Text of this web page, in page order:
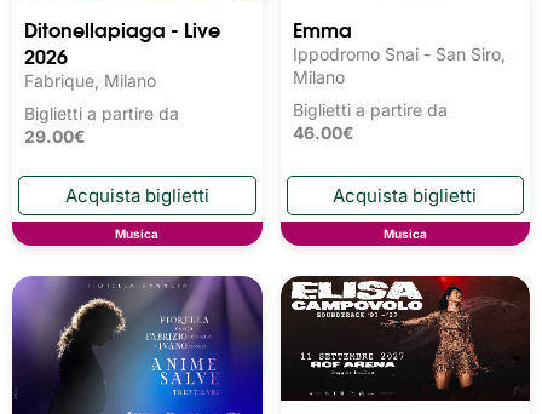
Ditonellapiaga - Live
2026
Fabrique, Milano
Biglietti a partire da
29.00€
Musica
Emma
Ippodromo Snai - San Siro,
Milano
Biglietti a partire da
46.00€
Musica